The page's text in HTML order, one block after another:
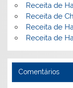
Receita de
Receita de
Receita de
Receita de
Comentários